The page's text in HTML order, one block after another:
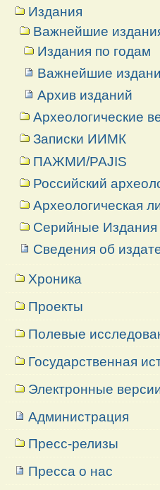
Издания
Важнейшие
Издания по годам
Важнейшие
Архив изданий
Археологические
Записки ИИМК
ПАЖМИ/PAJIS
Российский
Археологическая
Серийные Издания
Сведения об
Хроника
Проекты
Полевые
Государственная
Электронные
Администрация
Пресс-релизы
Пресса о нас